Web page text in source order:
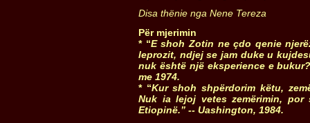
Disa thënie nga Nene Tereza
Për mjerimin
* “E shoh Zotin ne çdo qenie
leprozit, ndjej se jam duke u
nuk është një eksperience e
me 1974.
* “Kur shoh shpërdorim këtu,
Nuk ia lejoj vetes zemërimin, por
Etiopinë.” -- Uashington, 1984.